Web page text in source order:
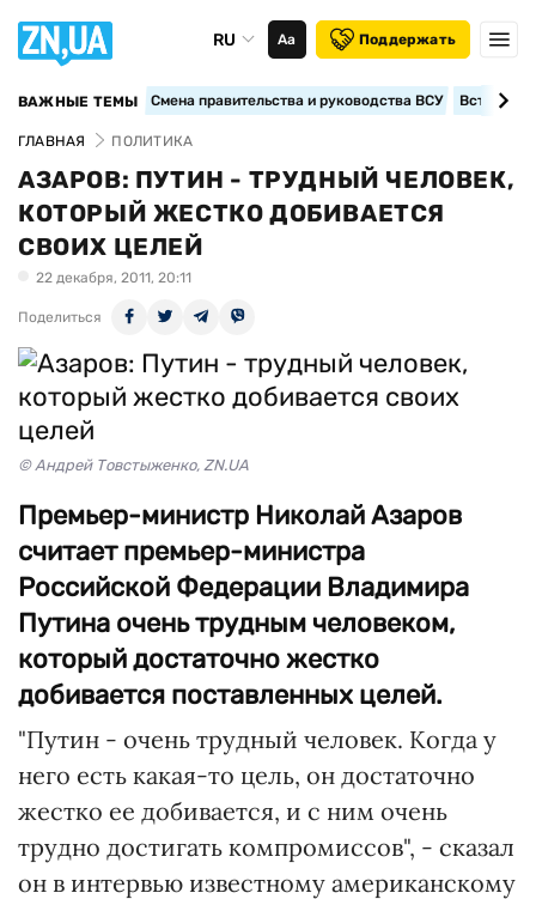
RU Аа Поддержать
ВАЖНЫЕ ТЕМЫ Смена правительства и руководства ВСУ
ГЛАВНАЯ ПОЛИТИКА
АЗАРОВ: ПУТИН - ТРУДНЫЙ ЧЕЛОВЕК,
КОТОРЫЙ ЖЕСТКО ДОБИВАЕТСЯ
СВОИХ ЦЕЛЕЙ
22 декабря, 2011, 20:11
Поделиться
© Андрей Товстыженко, ZN.UA
Премьер-министр Николай Азаров
считает премьер-министра
Российской Федерации Владимира
Путина очень трудным человеком,
который достаточно жестко
добивается поставленных целей.
"Путин - очень трудный человек. Когда у
него есть какая-то цель, он достаточно
жестко ее добивается, и с ним очень
трудно достигать компромиссов", - сказал
он в интервью известному американскому